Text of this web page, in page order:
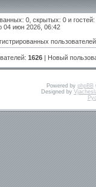
0, скрытых: 0 и
04 июн 2026, 06:42
пользователей
1626 | Новый
Powered by phpBB
Designed by